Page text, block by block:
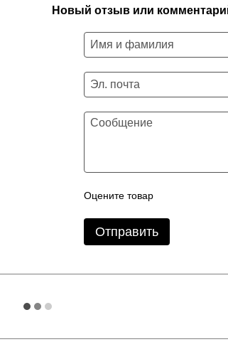
Новый отзыв или
Оцените товар
Отправить